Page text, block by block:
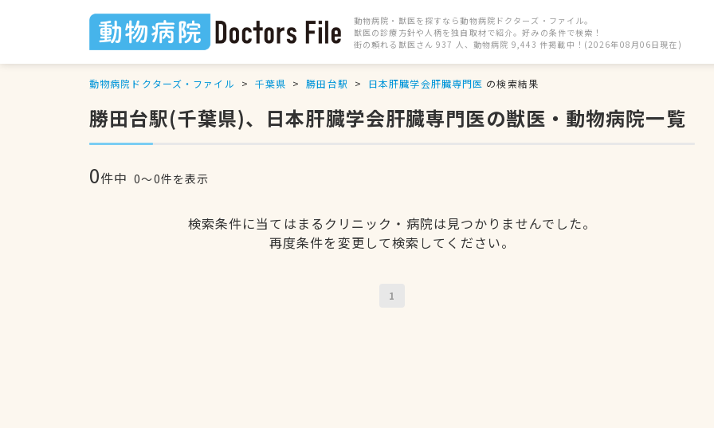
動物病院・獣医を探すなら動物病院ドクターズ・ファイル。
獣医の診療方針や人柄を独自取材で紹介。好みの条件で検索！
街の頼れる獣医さん 937 人、動物病院 9,443 件掲載中！(2026年08月06日現在)
動物病院ドクターズ・ファイル 千葉県 勝田台駅 日本肝臓学会肝臓専門医 の検索結果
勝田台駅(千葉県)、日本肝臓学会肝臓専門医の獣医・動物病院一覧
0件中 0〜0件を表示
検索条件に当てはまるクリニック・病院は見つかりませんでした。
再度条件を変更して検索してください。
1